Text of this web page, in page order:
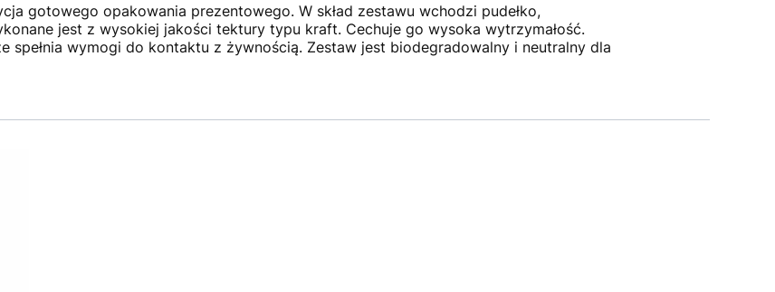
gotowego opakowania prezentowego. W skład zestawu wchodzi pudełko,
jest z wysokiej jakości tektury typu kraft. Cechuje go wysoka wytrzymałość.
spełnia wymogi do kontaktu z żywnością. Zestaw jest biodegradowalny i neutralny dla